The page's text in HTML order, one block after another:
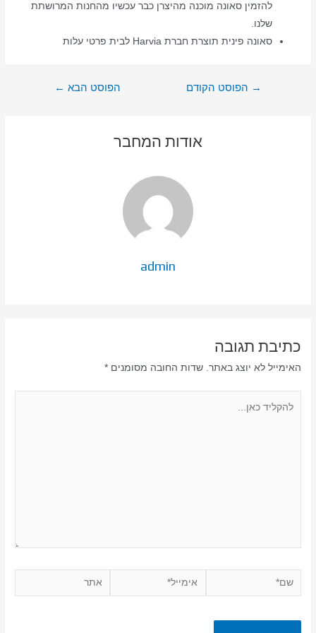
להזמין סאונה מוכנה מהיצרן כבר עכשיו מהחנות המרושתת
שלנו.
סאונה פינית תוצרת חברת Harvia לבית פרטי עלות
→ הפוסט הקודם הפוסט הבא ←
אודות המחבר
admin
כתיבת תגובה
האימייל לא יוצג באתר. שדות החובה מסומנים*
שם* אימייל* אתר